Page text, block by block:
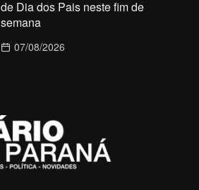
de Dia dos Pais neste fim de
semana
07/08/2026